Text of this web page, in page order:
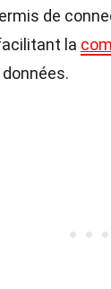
de
la